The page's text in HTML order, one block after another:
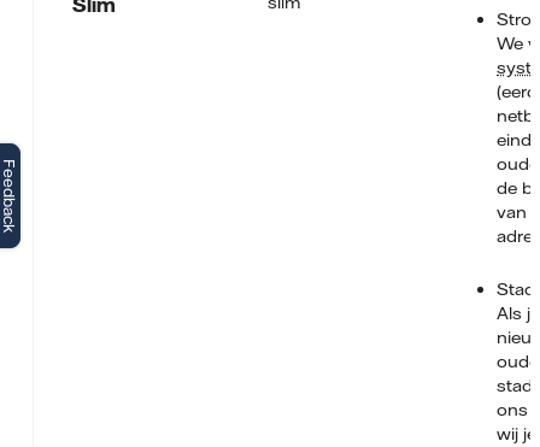
Slim
We
de
van
Als
ons
wij
Feedback